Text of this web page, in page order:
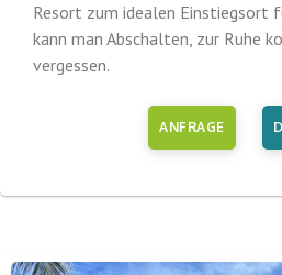
Resort zum idealen Einstiegsort
kann man Abschalten, zur Ruhe
vergessen.
ANFRAGE